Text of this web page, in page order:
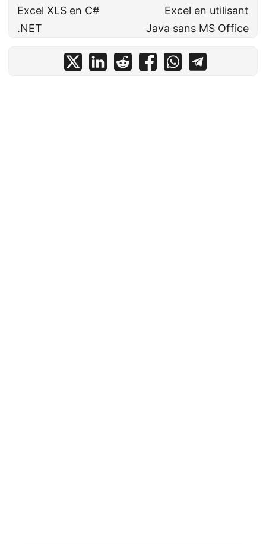
Excel XLS en C#
.NET
Excel en utilisant
Java sans MS Office